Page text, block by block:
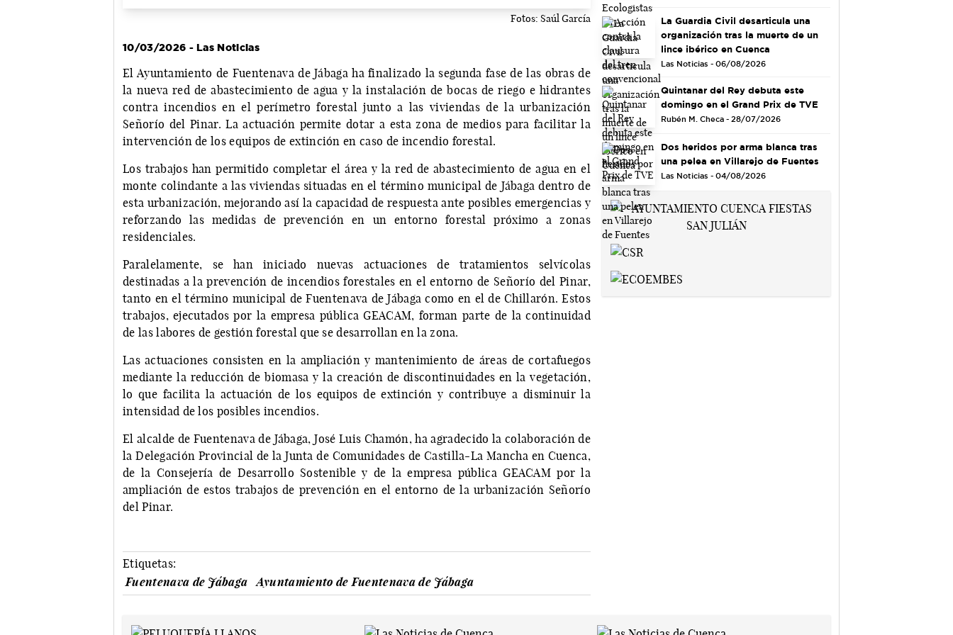
Fotos: Saúl García
10/03/2026 - Las Noticias
El Ayuntamiento de Fuentenava de Jábaga ha finalizado la segunda fase de las obras de
la nueva red de abastecimiento de agua y la instalación de bocas de riego e hidrantes
contra incendios en el perímetro forestal junto a las viviendas de la urbanización
Señorío del Pinar. La actuación permite dotar a esta zona de medios para facilitar la
intervención de los equipos de extinción en caso de incendio forestal.
Los trabajos han permitido completar el área y la red de abastecimiento de agua en el
monte colindante a las viviendas situadas en el término municipal de Jábaga dentro de
esta urbanización, mejorando así la capacidad de respuesta ante posibles emergencias y
reforzando las medidas de prevención en un entorno forestal próximo a zonas
residenciales.
Paralelamente, se han iniciado nuevas actuaciones de tratamientos selvícolas
destinadas a la prevención de incendios forestales en el entorno de Señorío del Pinar,
tanto en el término municipal de Fuentenava de Jábaga como en el de Chillarón. Estos
trabajos, ejecutados por la empresa pública GEACAM, forman parte de la continuidad
de las labores de gestión forestal que se desarrollan en la zona.
Las actuaciones consisten en la ampliación y mantenimiento de áreas de cortafuegos
mediante la reducción de biomasa y la creación de discontinuidades en la vegetación,
lo que facilita la actuación de los equipos de extinción y contribuye a disminuir la
intensidad de los posibles incendios.
El alcalde de Fuentenava de Jábaga, José Luis Chamón, ha agradecido la colaboración de
la Delegación Provincial de la Junta de Comunidades de Castilla-La Mancha en Cuenca,
de la Consejería de Desarrollo Sostenible y de la empresa pública GEACAM por la
ampliación de estos trabajos de prevención en el entorno de la urbanización Señorío
del Pinar.
Etiquetas:
Fuentenava de Jábaga
Ayuntamiento de Fuentenava de Jábaga
La Guardia Civil desarticula una
organización tras la muerte de un
lince ibérico en Cuenca
Las Noticias - 06/08/2026
Quintanar del Rey debuta este
domingo en el Grand Prix de TVE
Rubén M. Checa - 28/07/2026
Dos heridos por arma blanca tras
una pelea en Villarejo de Fuentes
Las Noticias - 04/08/2026